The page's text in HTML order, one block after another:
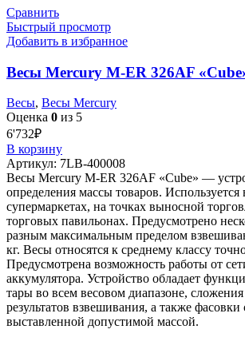
Сравнить
Быстрый просмотр
Добавить в избранное
Весы Mercury M-ER 326AF
Весы, Весы Mercury
Оценка 0 из 5
6'732₽
В корзину
Артикул: 7LB-400008
Весы Mercury M-ER 326AF «Cube» —
определения массы товаров. Используется
супермаркетах, на точках выносной
торговых павильонах. Предусмотрено
разным максимальным пределом
кг. Весы относятся к среднему классу
Предусмотрена возможность работы от
аккумулятора. Устройство обладает
тары во всем весовом диапазоне,
результатов взвешивания, а также фасовки
выставленной допустимой массой.